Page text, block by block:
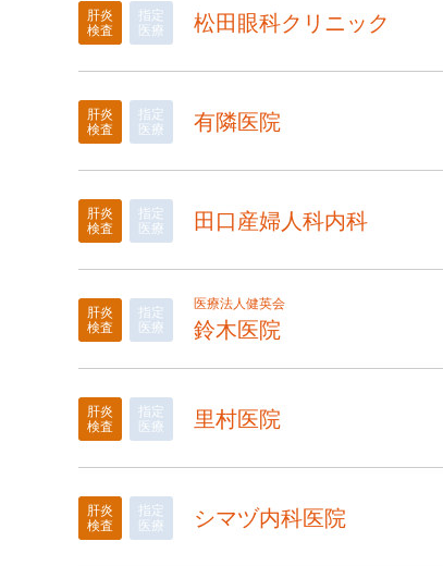
肝炎
検査
指定
医療
松田眼科クリニック
肝炎
検査
指定
医療
有隣医院
肝炎
検査
指定
医療
田口産婦人科内科
肝炎
検査
指定
医療
医療法人健英会
鈴木医院
肝炎
検査
指定
医療
里村医院
肝炎
検査
指定
医療
シマヅ内科医院